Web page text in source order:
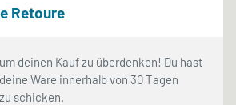
Retoure
deinen Kauf zu überdenken! Du hast
Ware innerhalb von 30 Tagen
schicken.